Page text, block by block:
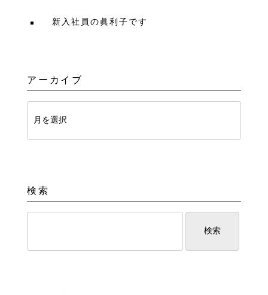
新入社員の眞利子です
アーカイブ
検索